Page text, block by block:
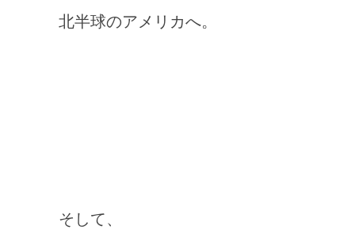
北半球のアメリカへ。
そして、